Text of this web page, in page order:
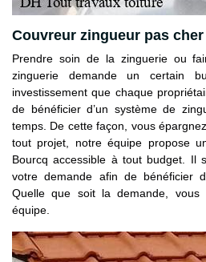
Couvreur zingueur pas cher
Prendre soin de la zinguerie ou
zinguerie demande un certain
investissement que chaque
de bénéficier d’un système de
temps. De cette façon, vous
tout projet, notre équipe propose
Bourcq accessible à tout budget. Il
votre demande afin de bénéficier
Quelle que soit la demande, vous
équipe.